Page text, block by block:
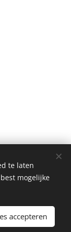
te laten
mogelijke
accepteren